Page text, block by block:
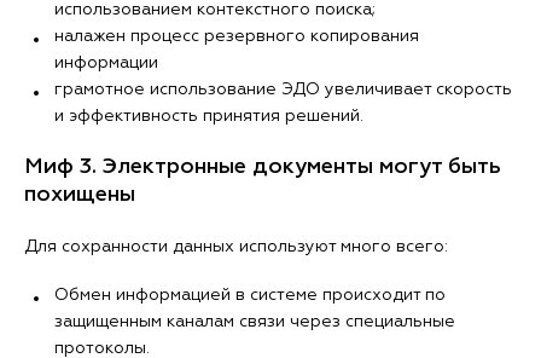
использованием контекстного поиска;
налажен процесс резервного копирования
информации
грамотное использование ЭДО увеличивает скорость
и эффективность принятия решений.
Миф 3. Электронные документы могут быть
похищены
Для сохранности данных используют много всего:
Обмен информацией в системе происходит по
защищенным каналам связи через специальные
протоколы.